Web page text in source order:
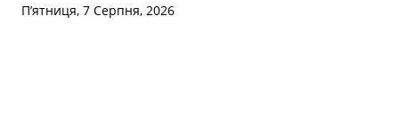
П’ятниця, 7 Серпня, 2026